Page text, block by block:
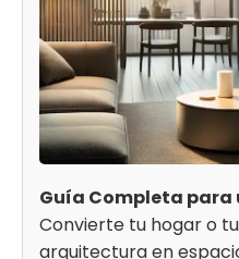
Guía Completa para
Convierte tu hogar o
arquitectura en